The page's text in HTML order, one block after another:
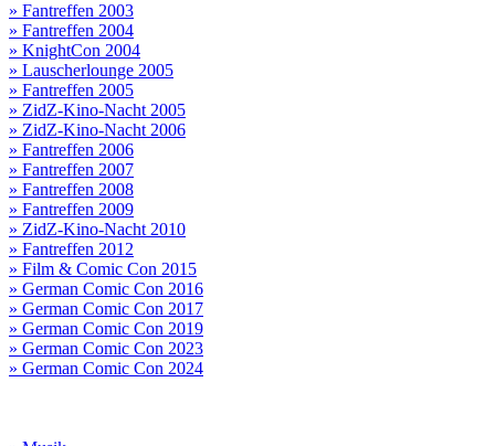
» Fantreffen 2003
» Fantreffen 2004
» KnightCon 2004
» Lauscherlounge 2005
» Fantreffen 2005
» ZidZ-Kino-Nacht 2005
» ZidZ-Kino-Nacht 2006
» Fantreffen 2006
» Fantreffen 2007
» Fantreffen 2008
» Fantreffen 2009
» ZidZ-Kino-Nacht 2010
» Fantreffen 2012
» Film & Comic Con 2015
» German Comic Con 2016
» German Comic Con 2017
» German Comic Con 2019
» German Comic Con 2023
» German Comic Con 2024